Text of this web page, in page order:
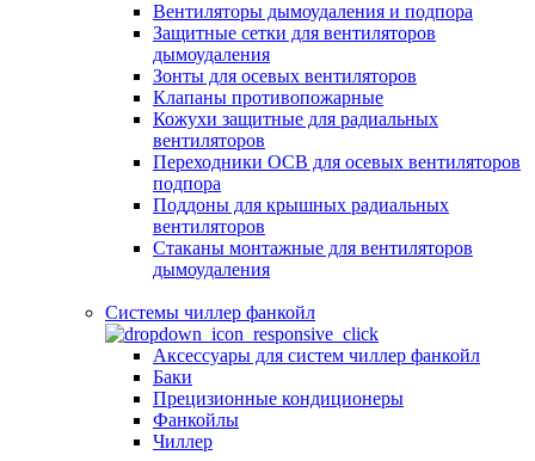
Вентиляторы дымоудаления и подпора
Защитные сетки для вентиляторов
дымоудаления
Зонты для осевых вентиляторов
Клапаны противопожарные
Кожухи защитные для радиальных
вентиляторов
Переходники ОСВ для осевых вентиляторов
подпора
Поддоны для крышных радиальных
вентиляторов
Стаканы монтажные для вентиляторов
дымоудаления
Системы чиллер фанкойл
Аксессуары для систем чиллер фанкойл
Баки
Прецизионные кондиционеры
Фанкойлы
Чиллер